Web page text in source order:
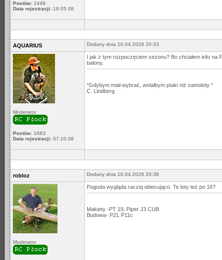
Postów: 2449
Data rejestracji: 19.05.08
AQUARIUS Dodany dnia 16.04.2026 20:33
Moderator
Postów: 1683
Data rejestracji: 07.10.08
I jak z tym rozpoczęciem sezonu? Bo chciałem info na
balony.
"Gdybym miał wybrać, wolałbym ptaki niż samoloty "
C. Lindberg
robloz Dodany dnia 16.04.2026 20:38
Moderator
Pogoda wygląda raczej obiecująco. Te loty też po 16?
Makiety -PT 19, Piper J3 CUB
Budowa- PZL P11c